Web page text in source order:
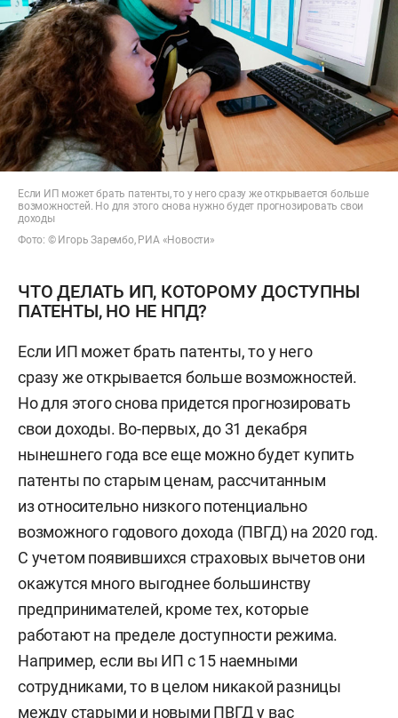
Если ИП может брать патенты, то у него сразу же открывается больше
возможностей. Но для этого снова нужно будет прогнозировать свои
доходы
Фото: © Игорь Зарембо, РИА «Новости»
ЧТО ДЕЛАТЬ ИП, КОТОРОМУ ДОСТУПНЫ
ПАТЕНТЫ, НО НЕ НПД?
Если ИП может брать патенты, то у него
сразу же открывается больше возможностей.
Но для этого снова придется прогнозировать
свои доходы. Во-первых, до 31 декабря
нынешнего года все еще можно будет купить
патенты по старым ценам, рассчитанным
из относительно низкого потенциально
возможного годового дохода (ПВГД) на 2020 год.
С учетом появившихся страховых вычетов они
окажутся много выгоднее большинству
предпринимателей, кроме тех, которые
работают на пределе доступности режима.
Например, если вы ИП с 15 наемными
сотрудниками, то в целом никакой разницы
между старыми и новыми ПВГД у вас